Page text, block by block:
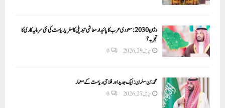
وژن 2030:سعودی عرب کا پائیدار معاشی تبدیلی کا سفر یا ریاست کی نئی سرمایہ کاری کا
تجربہ؟
اپریل 29, 2026 0
محمد بن سلمان: ایک جدید اور فلاحی ریاست کے معمار
اپریل 27, 2026 0